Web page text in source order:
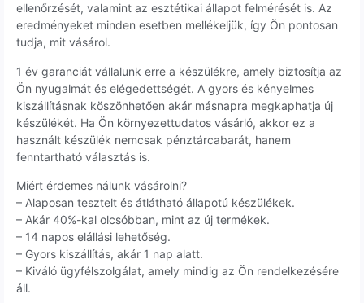
ellenőrzését, valamint az esztétikai állapot felmérését is. Az
eredményeket minden esetben mellékeljük, így Ön pontosan
tudja, mit vásárol.
1 év garanciát vállalunk erre a készülékre, amely biztosítja az
Ön nyugalmát és elégedettségét. A gyors és kényelmes
kiszállításnak köszönhetően akár másnapra megkaphatja új
készülékét. Ha Ön környezettudatos vásárló, akkor ez a
használt készülék nemcsak pénztárcabarát, hanem
fenntartható választás is.
Miért érdemes nálunk vásárolni?
– Alaposan tesztelt és átlátható állapotú készülékek.
– Akár 40%-kal olcsóbban, mint az új termékek.
– 14 napos elállási lehetőség.
– Gyors kiszállítás, akár 1 nap alatt.
– Kiváló ügyfélszolgálat, amely mindig az Ön rendelkezésére
áll.